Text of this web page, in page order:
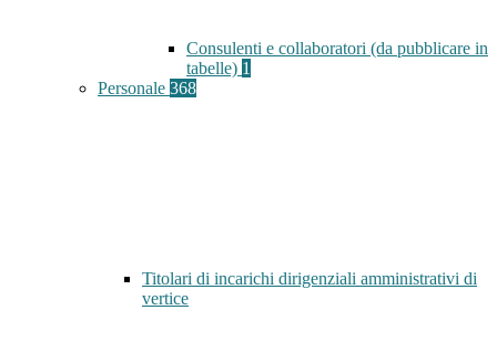
Consulenti e collaboratori (da pubblicare in
tabelle) 1
Personale 368
Titolari di incarichi dirigenziali amministrativi di
vertice